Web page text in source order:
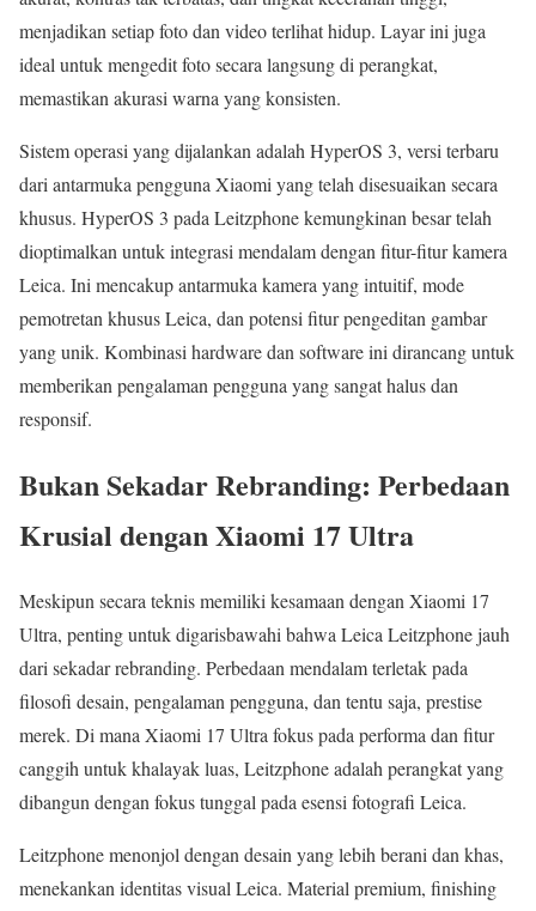
menjadikan setiap foto dan video terlihat hidup. Layar ini juga
ideal untuk mengedit foto secara langsung di perangkat,
memastikan akurasi warna yang konsisten.
Sistem operasi yang dijalankan adalah HyperOS 3, versi terbaru
dari antarmuka pengguna Xiaomi yang telah disesuaikan secara
khusus. HyperOS 3 pada Leitzphone kemungkinan besar telah
dioptimalkan untuk integrasi mendalam dengan fitur-fitur kamera
Leica. Ini mencakup antarmuka kamera yang intuitif, mode
pemotretan khusus Leica, dan potensi fitur pengeditan gambar
yang unik. Kombinasi hardware dan software ini dirancang untuk
memberikan pengalaman pengguna yang sangat halus dan
responsif.
Bukan Sekadar Rebranding: Perbedaan
Krusial dengan Xiaomi 17 Ultra
Meskipun secara teknis memiliki kesamaan dengan Xiaomi 17
Ultra, penting untuk digarisbawahi bahwa Leica Leitzphone jauh
dari sekadar rebranding. Perbedaan mendalam terletak pada
filosofi desain, pengalaman pengguna, dan tentu saja, prestise
merek. Di mana Xiaomi 17 Ultra fokus pada performa dan fitur
canggih untuk khalayak luas, Leitzphone adalah perangkat yang
dibangun dengan fokus tunggal pada esensi fotografi Leica.
Leitzphone menonjol dengan desain yang lebih berani dan khas,
menekankan identitas visual Leica. Material premium, finishing